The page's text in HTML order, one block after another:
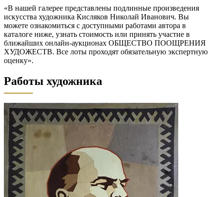
«В нашей галерее представлены подлинные произведения
искусства художника Кисляков Николай Иванович. Вы
можете ознакомиться с доступными работами автора в
каталоге ниже, узнать стоимость или принять участие в
ближайших онлайн-аукционах ОБЩЕСТВО ПООЩРЕНИЯ
ХУДОЖЕСТВ. Все лоты проходят обязательную экспертную
оценку».
Работы художника